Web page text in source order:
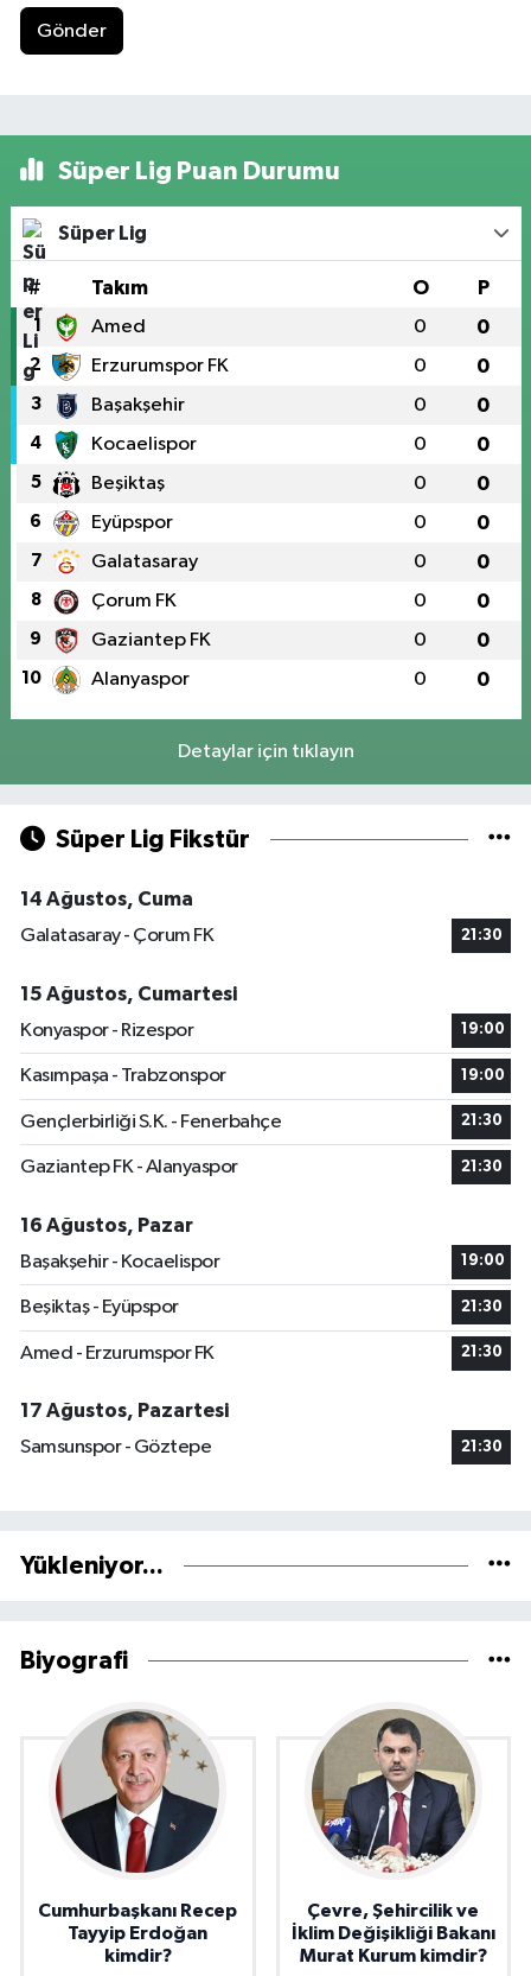
Gönder
Süper Lig Puan Durumu
Süper Lig
# Takım O P
1 Amed 0 0
2 Erzurumspor FK 0 0
3 Başakşehir 0 0
4 Kocaelispor 0 0
5 Beşiktaş 0 0
6 Eyüpspor 0 0
7 Galatasaray 0 0
8 Çorum FK 0 0
9 Gaziantep FK 0 0
10 Alanyaspor 0 0
Detaylar için tıklayın
Süper Lig Fikstür
14 Ağustos, Cuma
Galatasaray - Çorum FK
21:30
15 Ağustos, Cumartesi
Konyaspor - Rizespor
19:00
Kasımpaşa - Trabzonspor 19:00
Gençlerbirliği S.K. - Fenerbahçe 21:30
Gaziantep FK - Alanyaspor 21:30
16 Ağustos, Pazar
Başakşehir - Kocaelispor
19:00
Beşiktaş - Eyüpspor 21:30
Amed - Erzurumspor FK 21:30
17 Ağustos, Pazartesi
Samsunspor - Göztepe
21:30
Yükleniyor...
Biyografi
Cumhurbaşkanı Recep
Tayyip Erdoğan
kimdir?
Çevre, Şehircilik ve
İklim Değişikliği Bakanı
Murat Kurum kimdir?